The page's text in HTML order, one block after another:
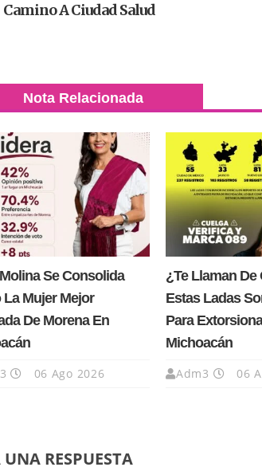
Camino A Ciudad Salud
Nota Relacionada
Se Consolida
Mujer Mejor
De Morena En
06 Ago 2026
¿Te Llaman
Estas Ladas
Para
Michoacán
Adm3 06
UNA RESPUESTA